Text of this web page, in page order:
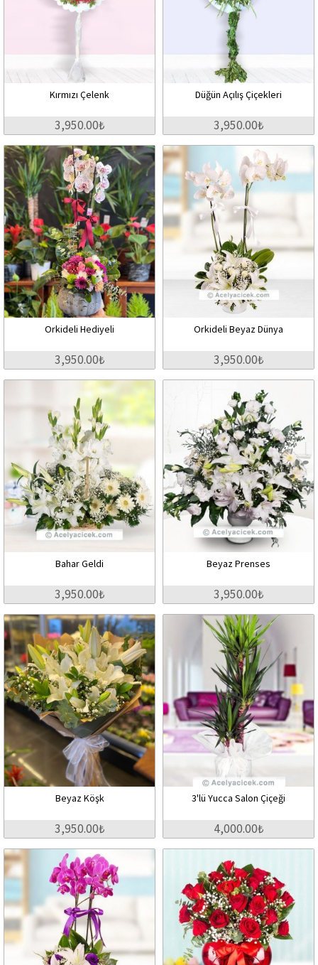
Kırmızı Çelenk
3,950.00₺
Düğün Açılış Çiçekleri
3,950.00₺
Orkideli Hediyeli
3,950.00₺
Orkideli Beyaz Dünya
3,950.00₺
Bahar Geldi
3,950.00₺
Beyaz Prenses
3,950.00₺
Beyaz Köşk
3,950.00₺
3'lü Yucca Salon Çiçeği
4,000.00₺